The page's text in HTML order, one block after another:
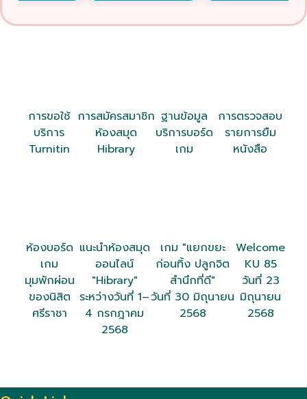
การขอใช้
บริการ
Turnitin
การสมัครสมาชิก
ห้องสมุด
Hibrary
ฐานข้อมูล
บริการบอร์ด
เกม
การตรวจสอบ
รายการยืม
หนังสือ
ห้องบอร์ด
เกม
มุมพักผ่อน
ของนิสิต
ศรีราชา
แนะนำห้องสมุด
ออนไลน์
"Hibrary"
ระหว่างวันที่ 1–
4 กรกฎาคม
2568
เกม "แยกขยะ
ก่อนทิ้ง ปลูกจิต
สำนึกที่ดี"
วันที่ 30 มิถุนายน
2568
Welcome
KU 85
วันที่ 23
มิถุนายน
2568